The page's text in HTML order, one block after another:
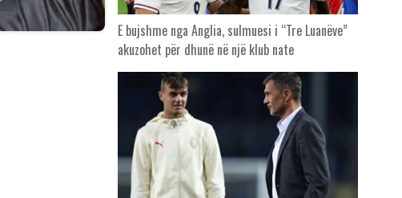
E bujshme nga Anglia, sulmuesi i “Tre Luanëve”
akuzohet për dhunë në një klub nate